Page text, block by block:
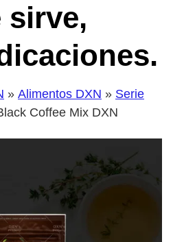
sirve,
» Alimentos DXN » Serie
Coffee Mix DXN